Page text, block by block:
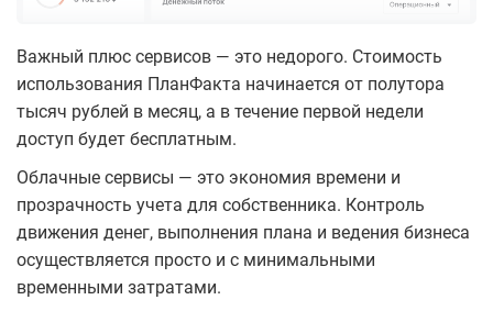
Важный плюс сервисов — это недорого. Стоимость
использования ПланФакта начинается от полутора
тысяч рублей в месяц, а в течение первой недели
доступ будет бесплатным.
Облачные сервисы — это экономия времени и
прозрачность учета для собственника. Контроль
движения денег, выполнения плана и ведения бизнеса
осуществляется просто и с минимальными
временными затратами.